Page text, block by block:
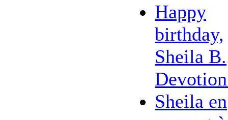
Happy
birthday,
Sheila B.
Sheila en